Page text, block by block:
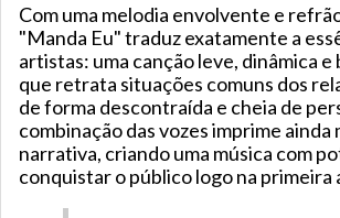
Com uma melodia envolvente e
"Manda Eu" traduz exatamente a
artistas: uma canção leve, dinâmica
que retrata situações comuns dos
de forma descontraída e cheia de
combinação das vozes imprime ainda
narrativa, criando uma música com
conquistar o público logo na primeira